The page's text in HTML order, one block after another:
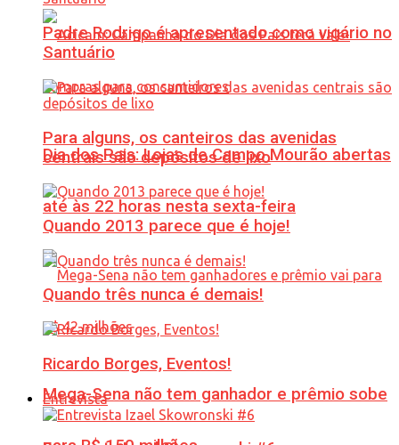
Dia dos Pais: Lojas de Campo Mourão abertas
até às 22 horas nesta sexta-feira
Mega-Sena não tem ganhador e prêmio sobe
Padre Rodrigo é apresentado como vigário no
Santuário
Para alguns, os canteiros das avenidas
centrais são depósitos de lixo
Quando 2013 parece que é hoje!
Quando três nunca é demais!
Ricardo Borges, Eventos!
Entrevista